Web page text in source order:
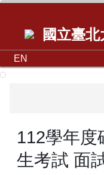
國立臺
EN
112學年度
生考試 面